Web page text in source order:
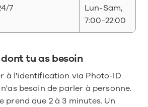
7
Lun-Sam,
7:00-22:00
tu as besoin
à l'identification via Photo-ID
besoin de parler à personne.
prend que 2 à 3 minutes. Un